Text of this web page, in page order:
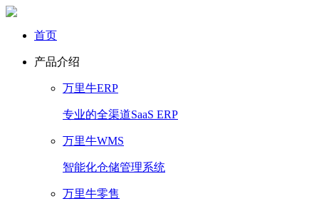
首页
产品介绍
万里牛ERP
专业的全渠道SaaS ERP
万里牛WMS
智能化仓储管理系统
万里牛零售